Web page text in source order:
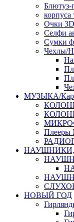
Блютуз-
корпуса
Очки 3D
Селфи
Сумки
Чехлы/
МУЗЫКА/
Плееры
НОВЫЙ ГОД